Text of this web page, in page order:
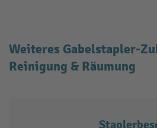
Weiteres Gabelstapler-
Reinigung & Räumung